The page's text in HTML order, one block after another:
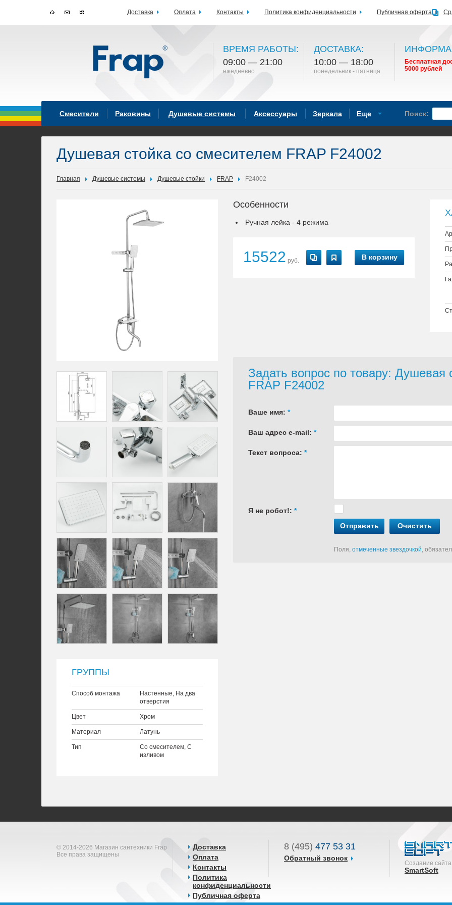
ВРЕМЯ РАБОТЫ:
09:00 — 21:00
ежедневно
ДОСТАВКА:
10:00 — 18:00
понедельник - пятница
Бесплатная
5000 рублей
Смесители Раковины Душевые системы Аксессуары Зеркала Еще Поиск:
Душевая стойка со смесителем FRAP F24002
Главная Душевые системы Душевые стойки FRAP F24002
ГРУППЫ
Способ монтажа
Настенные, На два
отверстия
Цвет Хром
Материал Латунь
Тип
Со смесителем, С
изливом
Особенности
Ручная лейка - 4 режима
15522 руб. В корзину
Задать вопрос по товару: Душевая
FRAP F24002
Ваше имя: *
Ваш адрес e-mail: *
Текст вопроса: *
Я не робот!: *
Отправить
Очистить
Поля, отмеченные звездочкой,
© 2014-2026 Магазин сантехники Frap
Все права защищены
Доставка
Оплата
Контакты
Политика
конфиденциальности
Публичная оферта
8 (495) 477 53 31
Обратный звонок
Создание сайта:
SmartSoft
Доставка Оплата Контакты Политика конфиденциальности Публичная оферта